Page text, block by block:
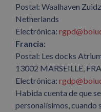
Postal: Waalhaven
Netherlands
Electrónica:
Francia:
Postal: Les docks
13002 MARSEILLE,
Electrónica:
Habida cuenta de que
personalísimos, cuando